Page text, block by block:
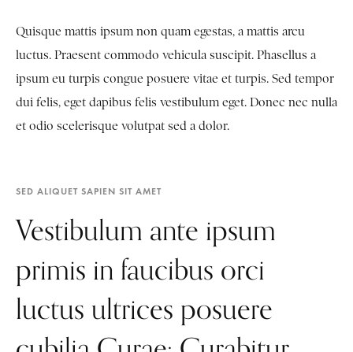
Quisque mattis ipsum non quam egestas, a mattis arcu
luctus. Praesent commodo vehicula suscipit. Phasellus a
ipsum eu turpis congue posuere vitae et turpis. Sed tempor
dui felis, eget dapibus felis vestibulum eget. Donec nec nulla
et odio scelerisque volutpat sed a dolor.
SED ALIQUET SAPIEN SIT AMET
Vestibulum ante ipsum
primis in faucibus orci
luctus ultrices posuere